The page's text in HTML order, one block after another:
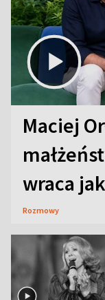
Maciej
wraca
Rozmowy